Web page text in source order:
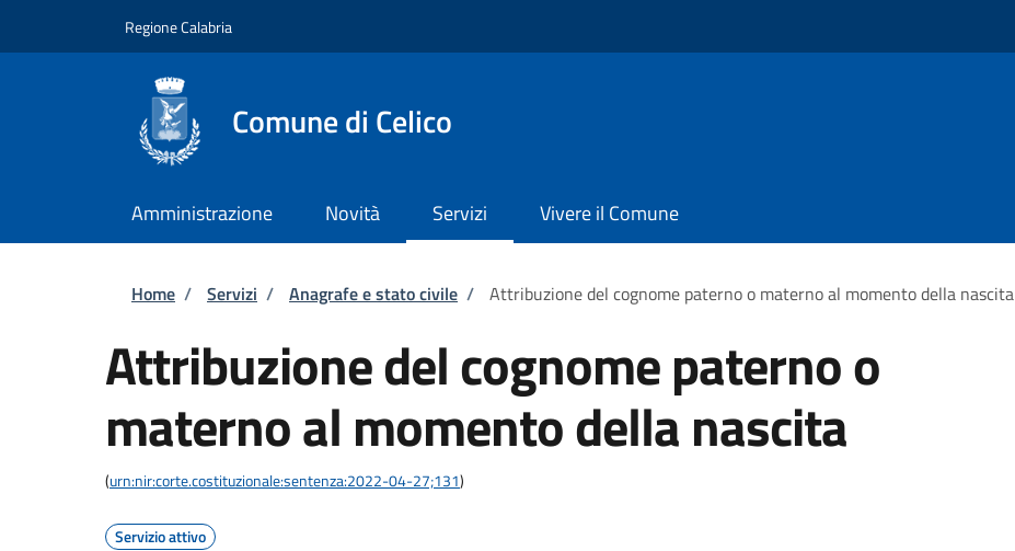
Regione Calabria
Comune di Celico
Amministrazione Novità Servizi Vivere il Comune
Briciole di pane
Home / Servizi / Anagrafe e stato civile / Attribuzione del cognome paterno o materno al momento della nascita
Attribuzione del cognome paterno o
materno al momento della nascita
(urn:nir:corte.costituzionale:sentenza:2022-04-27;131)
Servizio attivo